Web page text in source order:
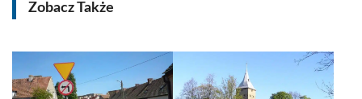
Zobacz Także